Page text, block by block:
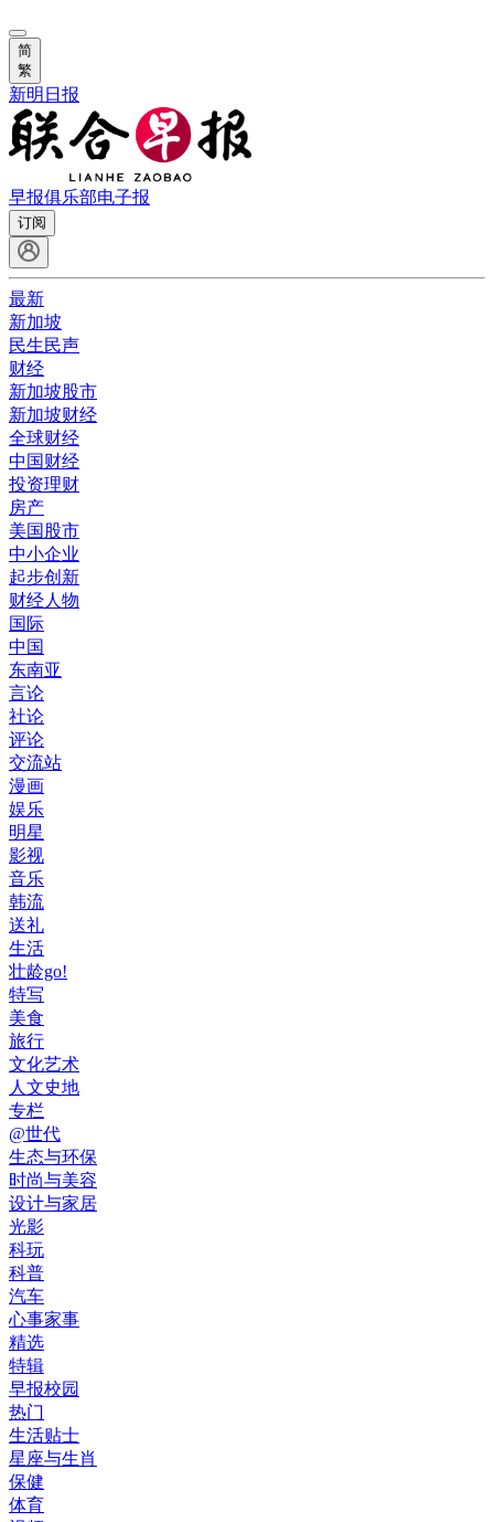
简
繁
新明日报
早报俱乐部电子报
订阅
最新
新加坡
民生民声
财经
新加坡股市
新加坡财经
全球财经
中国财经
投资理财
房产
美国股市
中小企业
起步创新
财经人物
国际
中国
东南亚
言论
社论
评论
交流站
漫画
娱乐
明星
影视
音乐
韩流
送礼
生活
壮龄go!
特写
美食
旅行
文化艺术
人文史地
专栏
@世代
生态与环保
时尚与美容
设计与家居
光影
科玩
科普
汽车
心事家事
精选
特辑
早报校园
热门
生活贴士
星座与生肖
保健
体育